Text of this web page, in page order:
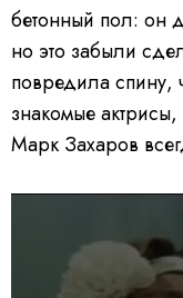
бетонный пол: он
но это забыли
повредила спину,
знакомые
Марк Захаров